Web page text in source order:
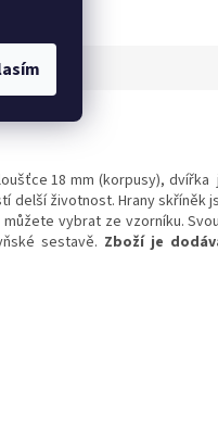
18 mm (korpusy), dvířka
delší životnost. Hrany skříněk
můžete vybrat ze vzorníku.
sestavě. Zboží je